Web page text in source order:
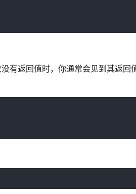
有返回值时，你通常会见到其返回